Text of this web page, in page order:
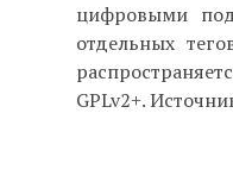
цифровыми
отдельных
GPLv2+.